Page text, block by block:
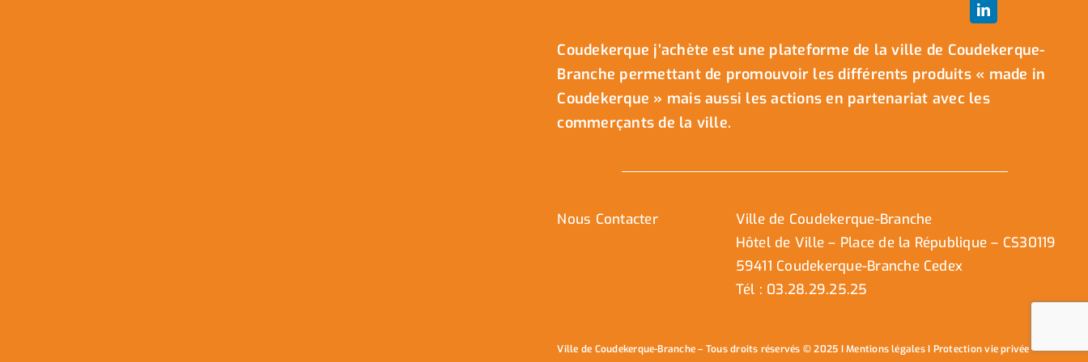
Coudekerque j’achète est une plateforme de la ville de Coudekerque-
Branche permettant de promouvoir les différents produits « made in
Coudekerque » mais aussi les actions en partenariat avec les
commerçants de la ville.
Nous Contacter
Ville de Coudekerque-Branche
Hôtel de Ville – Place de la République – CS30119
59411 Coudekerque-Branche Cedex
Tél : 03.28.29.25.25
Ville de Coudekerque-Branche – Tous droits réservés © 2025 IMentions légalesI Protection vie privée